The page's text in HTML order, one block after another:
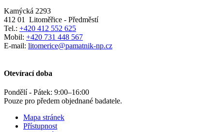
Kamýcká 2293
412 01
Litoměřice - Předměstí
Tel.: +420 412 552 625
Mobil: +420 731 448 567
E-mail: litomerice@pamatnik-np.cz
Otevírací doba
Pondělí - Pátek: 9:00–16:00
Pouze pro předem objednané badatele.
Mapa stránek
Přístupnost